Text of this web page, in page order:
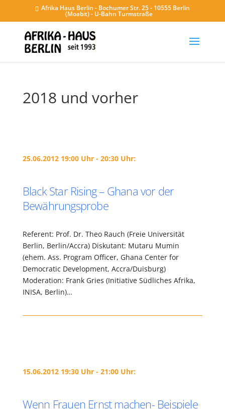
Afrika Haus Berlin - Bochumer Str. 25 - 10555 Berlin
(Moabit) - U-Bahn Turmstraße
2018 und vorher
25.06.2012 19:00 Uhr - 20:30 Uhr:
Black Star Rising – Ghana vor der
Bewährungsprobe
Referent: Prof. Dr. Theo Rauch (Freie Universität
Berlin, Berlin/Accra) Diskutant: Mutaru Mumin
(ehem. Ass. Program Officer, Ghana Center for
Democratic Development, Accra/Duisburg)
Moderation: Frank Gries (Initiative Südliches Afrika,
INISA, Berlin)…
15.06.2012 19:30 Uhr - 21:00 Uhr:
Wenn Frauen Ernst machen- Beispiele